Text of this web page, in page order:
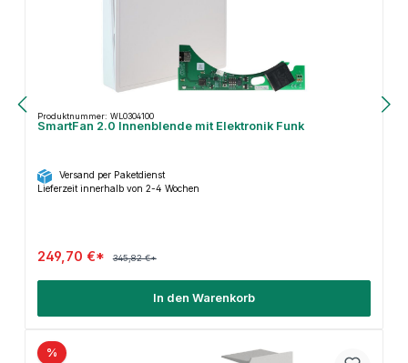
Produktnummer: WL0304100
SmartFan 2.0 Innenblende mit Elektronik Funk
Versand per Paketdienst
Lieferzeit innerhalb von 2-4 Wochen
249,70 €* 345,82 €*
In den Warenkorb
%